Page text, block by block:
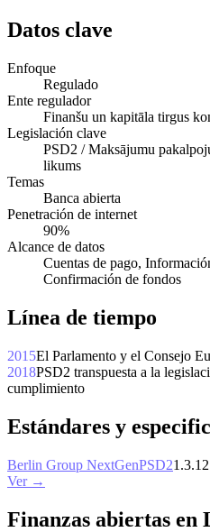
Datos clave
Enfoque
Regulado
Ente regulador
Finanšu un kapitāla tirgus
Legislación clave
PSD2 / Maksājumu
likums
Temas
Banca abierta
Penetración de internet
90%
Alcance de datos
Cuentas de pago,
Confirmación de fondos
Línea de tiempo
2015El Parlamento y el Consejo
2018PSD2 transpuesta a la
cumplimiento
Estándares y
Berlin Group NextGenPSD21.3.12
Ver →
Finanzas abiertas en